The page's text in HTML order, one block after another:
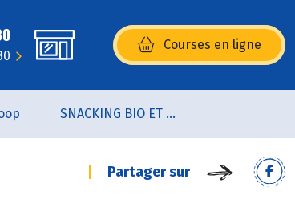
Courses en ligne
(s’ouvre dans une nouvelle
SNACKING BIO ET LOCAL
Partager sur